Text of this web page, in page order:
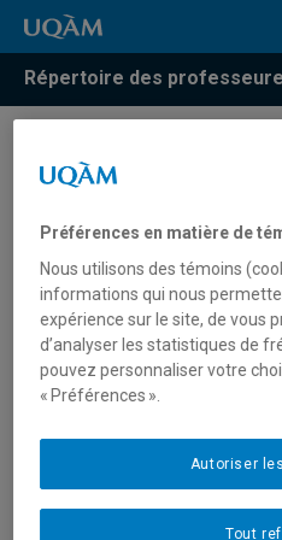
Répertoire des
Unité:Département de
: (514) 987-
Préférences en matière de
Nous utilisons des témoins
informations qui nous
expérience sur le site, de vous
d’analyser les statistiques de
pouvez personnaliser votre
« Préférences ».
Tout
Autoriser